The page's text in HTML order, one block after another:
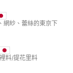
網紗、蕾絲的東京下
料/提花里料